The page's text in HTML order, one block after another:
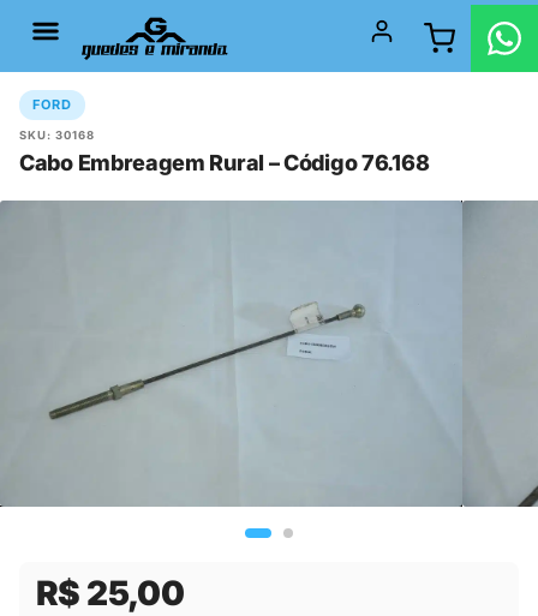
FORD
SKU: 30168
Cabo Embreagem Rural – Código 76.168
R$ 25,00